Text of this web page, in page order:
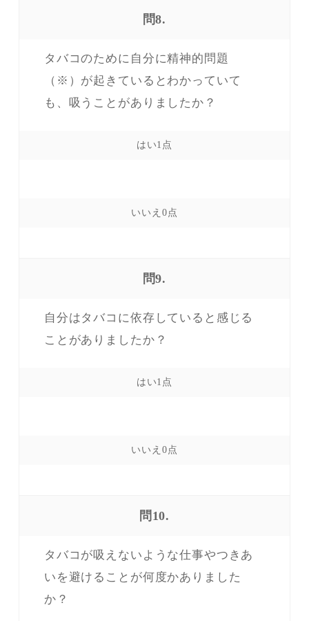
問8.
タバコのために自分に精神的問題
（※）が起きているとわかっていて
も、吸うことがありましたか？
問9.
自分はタバコに依存していると感じる
ことがありましたか？
問10.
タバコが吸えないような仕事やつきあ
いを避けることが何度かありました
か？